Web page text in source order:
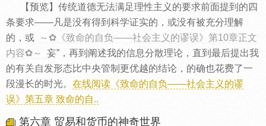
【预览】传统道德无法满足理性主义的要求前面提到的四
条要求——凡是没有得到科学证实的，或没有被充分理解
的，或
～✿《致命的自负——社会主义的谬误》第10章正文
内容✿～
妄”，再到阐述我的信息分散理论，直到最后提出我
的有关自发形态比中央管制更优越的结论，的确也花费了一
段漫长的时光。 在线阅读《致命的自负——社会主义的谬
误》第五章 致命的自..
第六章 贸易和货币的神奇世界